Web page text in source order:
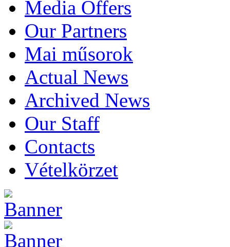
Media Offers
Our Partners
Mai műsorok
Actual News
Archived News
Our Staff
Contacts
Vételkörzet